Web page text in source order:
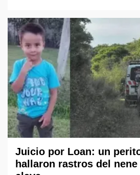
Juicio por Loan: un
hallaron rastros del